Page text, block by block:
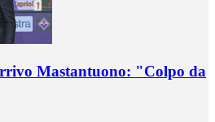
Mastantuono: "Colpo da